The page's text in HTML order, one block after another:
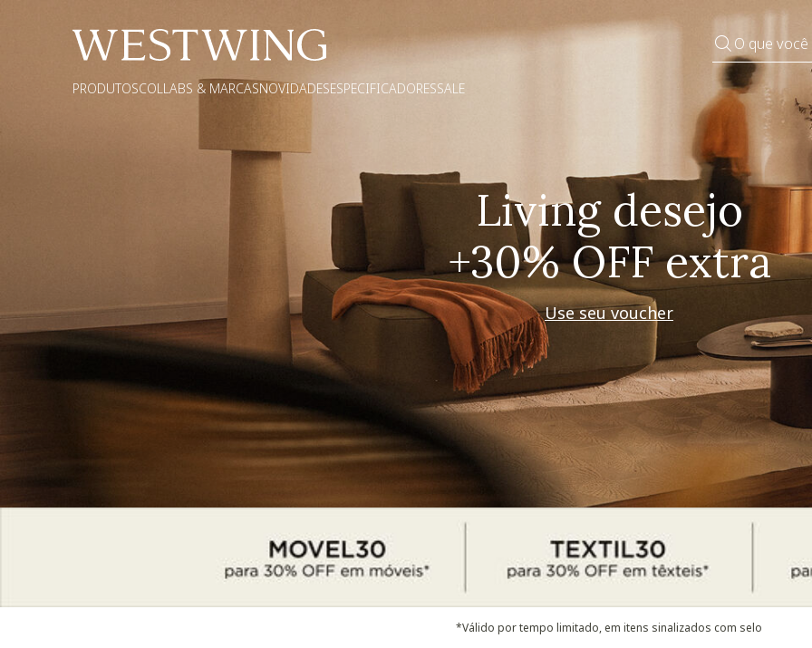
O que
PRODUTOSCOLLABS & MARCASNOVIDADESESPECIFICADORESSALE
Pequenos rituais
Grandes mudanças
Decorar
*Válido por tempo limitado, em itens sinalizados com selo